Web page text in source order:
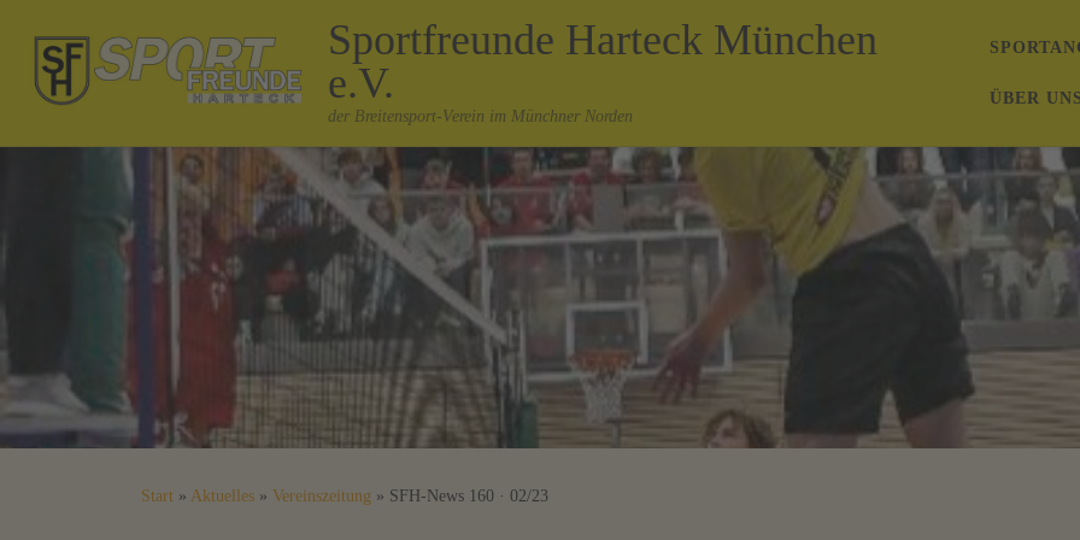
Zum Inhalt springen
Sportfreunde Harteck München
e.V.
der Breitensport-Verein im Münchner Norden
ÜBER UNS
Start » Aktuelles » Vereinszeitung » SFH-News 160 · 02/23